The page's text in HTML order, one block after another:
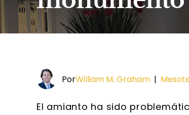
PorWilliam M. Graham |
El amianto ha sido